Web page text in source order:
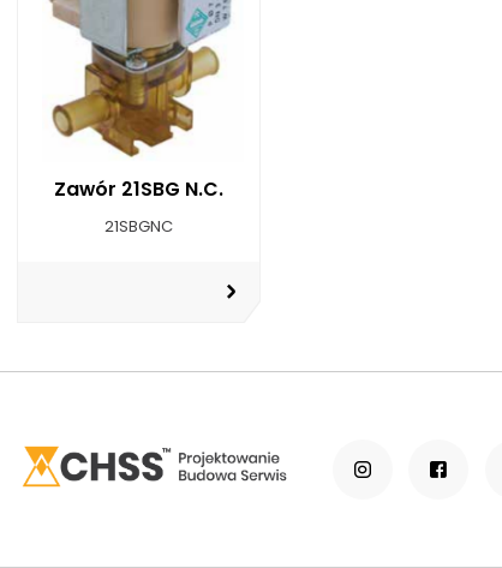
Zawór 21SBG N.C.
21SBGNC